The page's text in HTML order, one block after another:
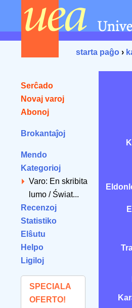
starta paĝo ›
Serĉado
Novaj varoj
Abonoj
Brokantaĵoj
Mendo
Kategorioj
Varo: En skribita
lumo / Świat...
Recenzoj
Statistiko
Elŝutu
Helpo
Ligiloj
SPECIALA
OFERTO!